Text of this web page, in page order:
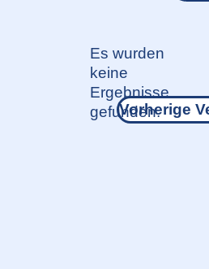
Hinweis
Es wurden
keine
Ergebnisse
gefunden.
Vorherige